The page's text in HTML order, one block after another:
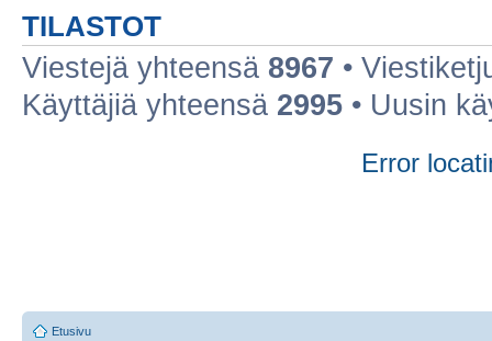
TILASTOT
Viestejä yhteensä 8967 •
Käyttäjiä yhteensä 2995 • Uusin
Error
Etusivu